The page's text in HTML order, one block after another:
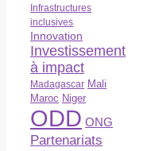
Infrastructures
inclusives
Innovation
Investissement
à impact
Madagascar Mali
Maroc Niger
ODD ONG
Partenariats